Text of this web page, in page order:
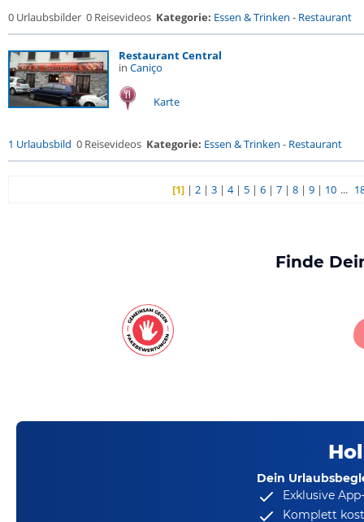
0 Urlaubsbilder 0 Reisevideos Kategorie: Essen & Trinken - Restaurant
Restaurant Central
in Caniço
Karte
1 Urlaubsbild 0 Reisevideos Kategorie: Essen & Trinken - Restaurant
[1]| 2| 3| 4| 5| 6| 7| 8| 9| 10 ...
Finde
Dein
Exklusive
Komplett